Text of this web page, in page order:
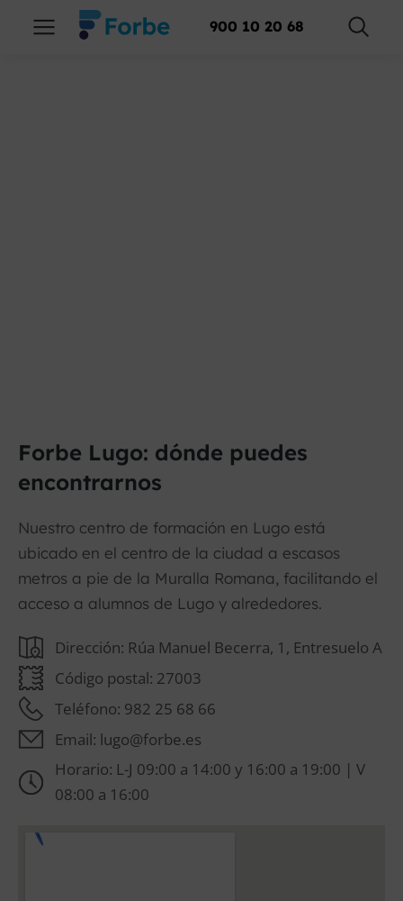
900 10 20 68
Forbe Lugo: dónde puedes
encontrarnos
Nuestro centro de formación en Lugo está
ubicado en el centro de la ciudad a escasos
metros a pie de la Muralla Romana, facilitando el
acceso a alumnos de Lugo y alrededores.
Dirección: Rúa Manuel Becerra, 1, Entresuelo A
Código postal: 27003
Teléfono: 982 25 68 66
Email: lugo@forbe.es
Horario: L-J 09:00 a 14:00 y 16:00 a 19:00 | V
08:00 a 16:00